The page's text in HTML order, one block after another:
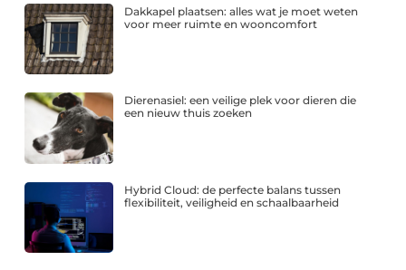
Dakkapel plaatsen: alles wat je moet weten
voor meer ruimte en wooncomfort
Dierenasiel: een veilige plek voor dieren die
een nieuw thuis zoeken
Hybrid Cloud: de perfecte balans tussen
flexibiliteit, veiligheid en schaalbaarheid